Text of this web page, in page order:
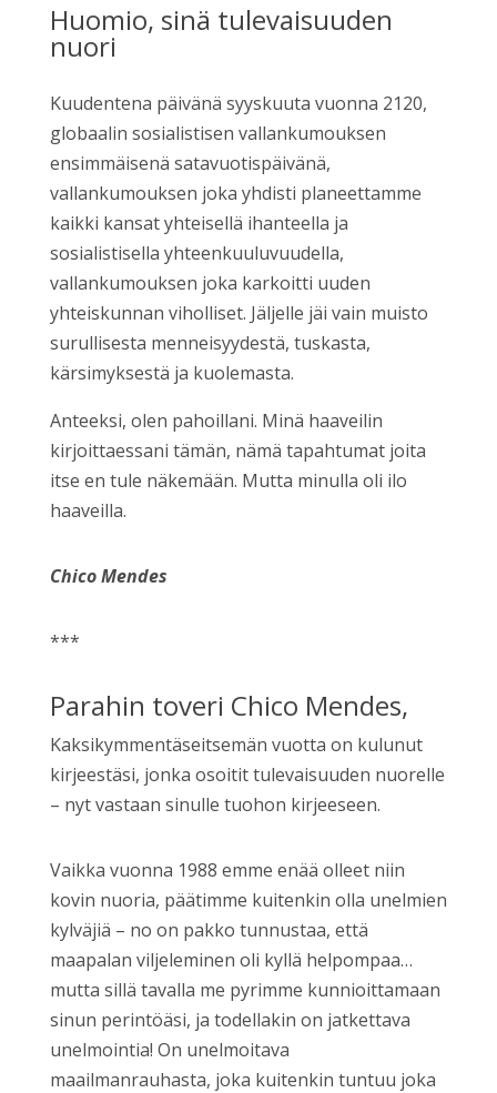
Huomio, sinä tulevaisuuden
nuori
Kuudentena päivänä syyskuuta vuonna 2120,
globaalin sosialistisen vallankumouksen
ensimmäisenä satavuotispäivänä,
vallankumouksen joka yhdisti planeettamme
kaikki kansat yhteisellä ihanteella ja
sosialistisella yhteenkuuluvuudella,
vallankumouksen joka karkoitti uuden
yhteiskunnan viholliset. Jäljelle jäi vain muisto
surullisesta menneisyydestä, tuskasta,
kärsimyksestä ja kuolemasta.
Anteeksi, olen pahoillani. Minä haaveilin
kirjoittaessani tämän, nämä tapahtumat joita
itse en tule näkemään. Mutta minulla oli ilo
haaveilla.
Chico Mendes
***
Parahin toveri Chico Mendes,
Kaksikymmentäseitsemän vuotta on kulunut
kirjeestäsi, jonka osoitit tulevaisuuden nuorelle
– nyt vastaan sinulle tuohon kirjeeseen.
Vaikka vuonna 1988 emme enää olleet niin
kovin nuoria, päätimme kuitenkin olla unelmien
kylväjiä – no on pakko tunnustaa, että
maapalan viljeleminen oli kyllä helpompaa…
mutta sillä tavalla me pyrimme kunnioittamaan
sinun perintöäsi, ja todellakin on jatkettava
unelmointia! On unelmoitava
maailmanrauhasta, joka kuitenkin tuntuu joka